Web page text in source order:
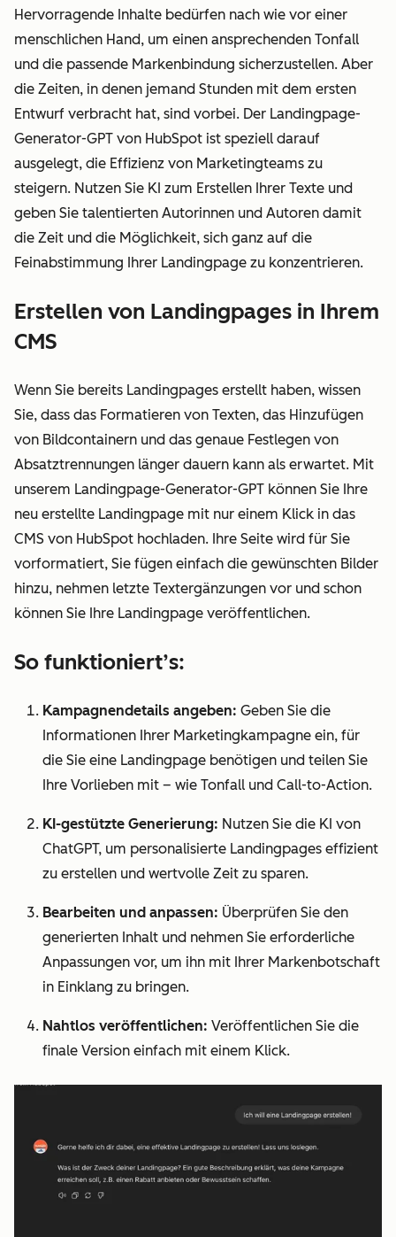
Hervorragende Inhalte bedürfen nach wie vor einer
menschlichen Hand, um einen ansprechenden Tonfall
und die passende Markenbindung sicherzustellen. Aber
die Zeiten, in denen jemand Stunden mit dem ersten
Entwurf verbracht hat, sind vorbei. Der Landingpage-
Generator-GPT von HubSpot ist speziell darauf
ausgelegt, die Effizienz von Marketingteams zu
steigern. Nutzen Sie KI zum Erstellen Ihrer Texte und
geben Sie talentierten Autorinnen und Autoren damit
die Zeit und die Möglichkeit, sich ganz auf die
Feinabstimmung Ihrer Landingpage zu konzentrieren.
Erstellen von Landingpages in Ihrem
CMS
Wenn Sie bereits Landingpages erstellt haben, wissen
Sie, dass das Formatieren von Texten, das Hinzufügen
von Bildcontainern und das genaue Festlegen von
Absatztrennungen länger dauern kann als erwartet. Mit
unserem Landingpage-Generator-GPT können Sie Ihre
neu erstellte Landingpage mit nur einem Klick in das
CMS von HubSpot hochladen. Ihre Seite wird für Sie
vorformatiert, Sie fügen einfach die gewünschten Bilder
hinzu, nehmen letzte Textergänzungen vor und schon
können Sie Ihre Landingpage veröffentlichen.
So funktioniert’s:
Kampagnendetails angeben: Geben Sie die
Informationen Ihrer Marketingkampagne ein, für
die Sie eine Landingpage benötigen und teilen Sie
Ihre Vorlieben mit – wie Tonfall und Call-to-Action.
KI-gestützte Generierung: Nutzen Sie die KI von
ChatGPT, um personalisierte Landingpages effizient
zu erstellen und wertvolle Zeit zu sparen.
Bearbeiten und anpassen: Überprüfen Sie den
generierten Inhalt und nehmen Sie erforderliche
Anpassungen vor, um ihn mit Ihrer Markenbotschaft
in Einklang zu bringen.
Nahtlos veröffentlichen: Veröffentlichen Sie die
finale Version einfach mit einem Klick.